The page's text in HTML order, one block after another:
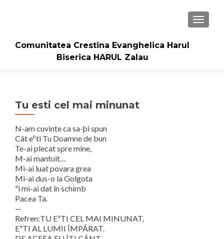
Comunitatea Crestina Evanghelica Harul
Biserica HARUL Zalau
Tu esti cel mai minunat
N-am cuvinte ca sa-þi spun
Cât eºti Tu Doamne de bun
Te-ai plecat spre mine,
M-ai mantuit…
Mi-ai luat povara grea
Mi-ai dus-o la Golgota
ªi mi-ai dat în schimb
Pacea Ta.
—
Refren:TU EªTI CEL MAI MINUNAT,
EªTI AL LUMII ÎMPÃRAT.